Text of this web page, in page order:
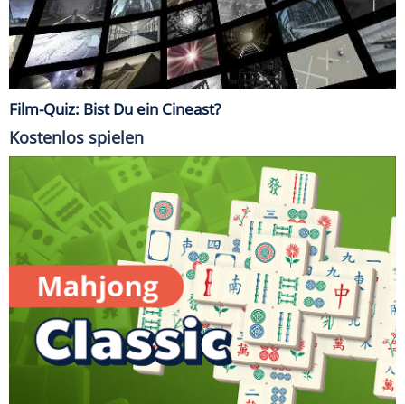
Film-Quiz: Bist Du ein Cineast?
Kostenlos spielen